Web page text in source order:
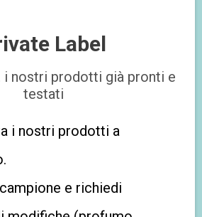
Label
i nostri prodotti già pronti e
testati
i nostri prodotti a
e richiedi